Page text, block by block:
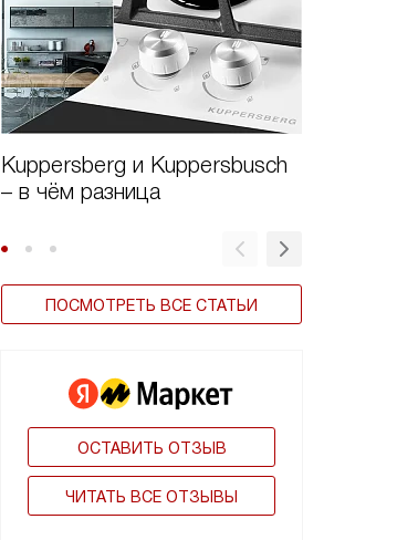
Kuppersberg и Kuppersbusch
– в чём разница
ПОСМОТРЕТЬ ВСЕ СТАТЬИ
ОСТАВИТЬ ОТЗЫВ
ЧИТАТЬ ВСЕ ОТЗЫВЫ